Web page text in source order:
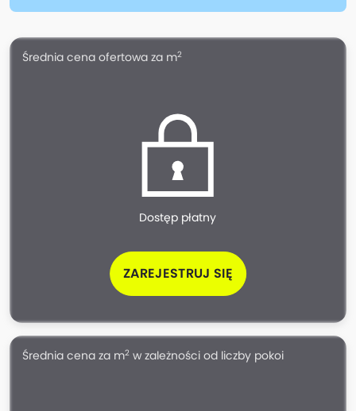
Średnia cena ofertowa za m2
Dostęp płatny
ZAREJESTRUJ SIĘ
Średnia cena za m2 w zależności od liczby pokoi